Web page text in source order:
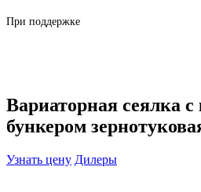
При поддержке
Вариаторная сеялка
бункером
Узнать цену Дилеры